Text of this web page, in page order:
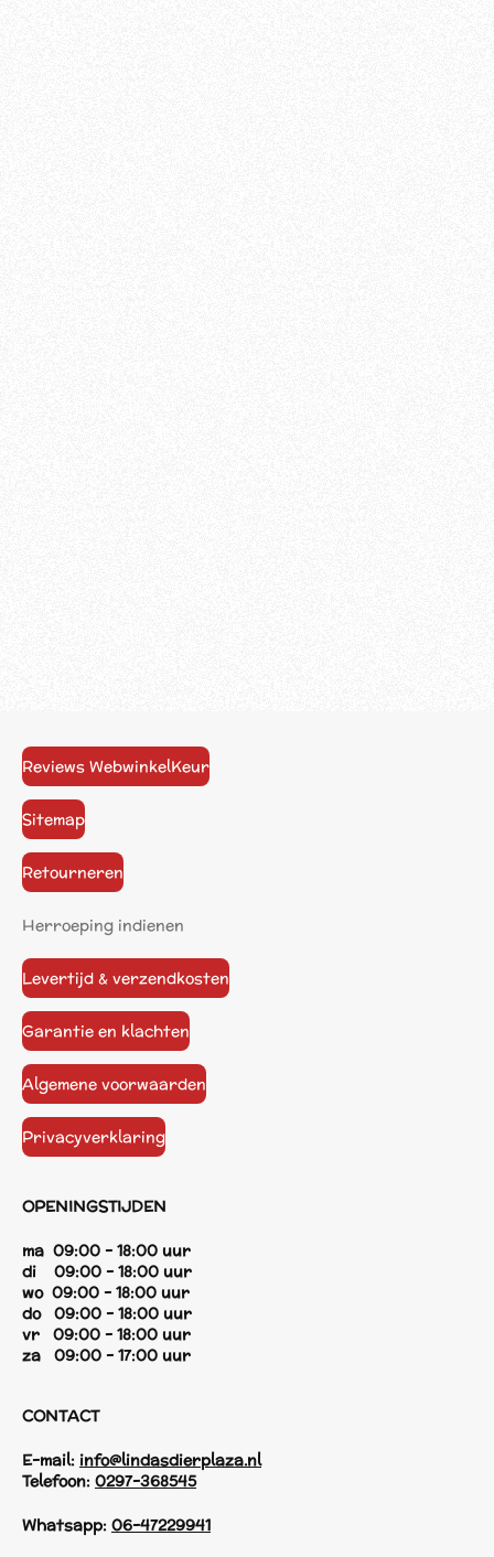
Reviews WebwinkelKeur
Sitemap
Retourneren
Herroeping indienen
Levertijd & verzendkosten
Garantie en klachten
Algemene voorwaarden
Privacyverklaring
OPENINGSTIJDEN
ma 09:00 - 18:00 uur
di 09:00 - 18:00 uur
wo 09:00 - 18:00 uur
do 09:00 - 18:00 uur
vr 09:00 - 18:00 uur
za 09:00 - 17:00 uur
CONTACT
E-mail: info@lindasdierplaza.nl
Telefoon: 0297-368545
Whatsapp: 06-47229941